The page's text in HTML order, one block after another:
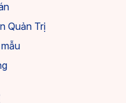
Quản Trị